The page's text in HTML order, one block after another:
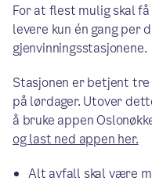
For at flest mulig skal
levere kun én gang per
gjenvinningsstasjonene.
Stasjonen er betjent
på lørdager. Utover
å bruke appen
og last ned appen her.
Alt avfall skal være